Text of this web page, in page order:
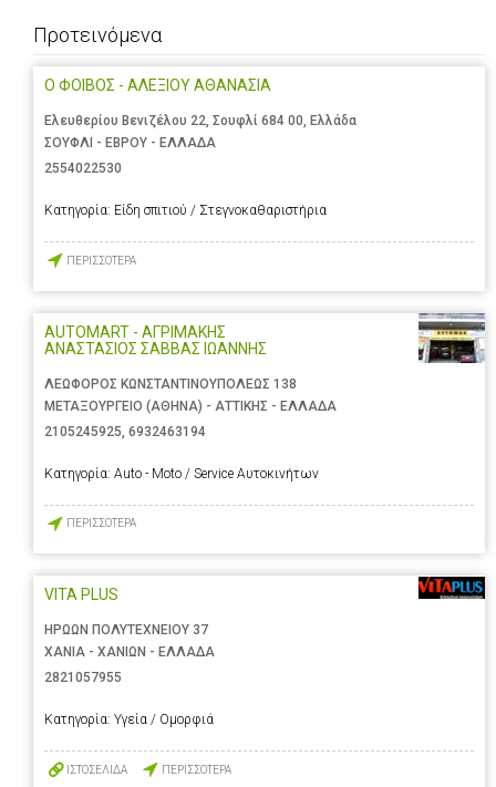
Προτεινόμενα
Ο ΦΟΙΒΟΣ - ΑΛΕΞΙΟΥ ΑΘΑΝΑΣΙΑ
Ελευθερίου Βενιζέλου 22, Σουφλί 684 00, Ελλάδα
ΣΟΥΦΛΙ - ΕΒΡΟΥ - ΕΛΛΑΔΑ
2554022530
Κατηγορία: Είδη σπιτιού / Στεγνοκαθαριστήρια
ΠΕΡΙΣΣΟΤΕΡΑ
AUTOMART - ΑΓΡΙΜΑΚΗΣ
ΑΝΑΣΤΑΣΙΟΣ ΣΑΒΒΑΣ ΙΩΑΝΝΗΣ
ΛΕΩΦΟΡΟΣ ΚΩΝΣΤΑΝΤΙΝΟΥΠΟΛΕΩΣ 138
ΜΕΤΑΞΟΥΡΓΕΙΟ (ΑΘΗΝΑ) - ΑΤΤΙΚΗΣ - ΕΛΛΑΔΑ
2105245925 6932463194
Κατηγορία: Auto - Moto / Service Αυτοκινήτων
ΠΕΡΙΣΣΟΤΕΡΑ
VITA PLUS
ΗΡΩΩΝ ΠΟΛΥΤΕΧΝΕΙΟΥ 37
ΧΑΝΙΑ - ΧΑΝΙΩΝ - ΕΛΛΑΔΑ
2821057955
Κατηγορία: Υγεία / Ομορφιά
ΙΣΤΟΣΕΛΙΔΑ ΠΕΡΙΣΣΟΤΕΡΑ